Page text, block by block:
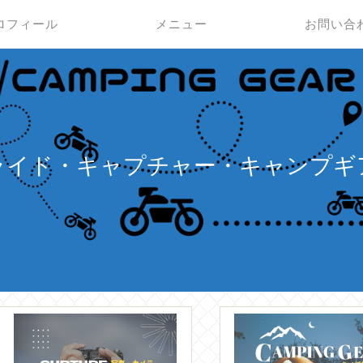
イド・キャプチャー・キャンプギ
フィール メニュー お問い合